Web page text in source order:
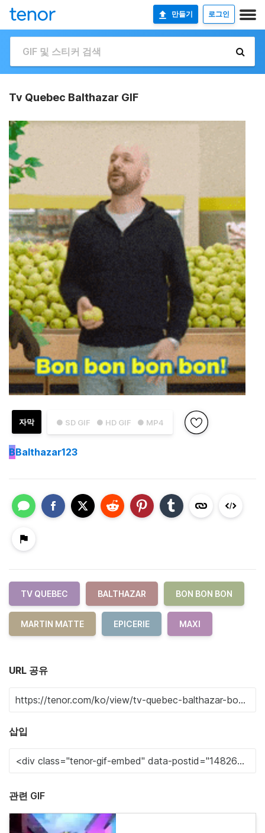
만들기 로그인
Tv Quebec Balthazar GIF
● SD GIF ● HD GIF ● MP4
자막
BBalthazar123
TV QUEBEC BALTHAZAR BON BON BON
MARTIN MATTE EPICERIE MAXI
URL 공유
삽입
관련 GIF